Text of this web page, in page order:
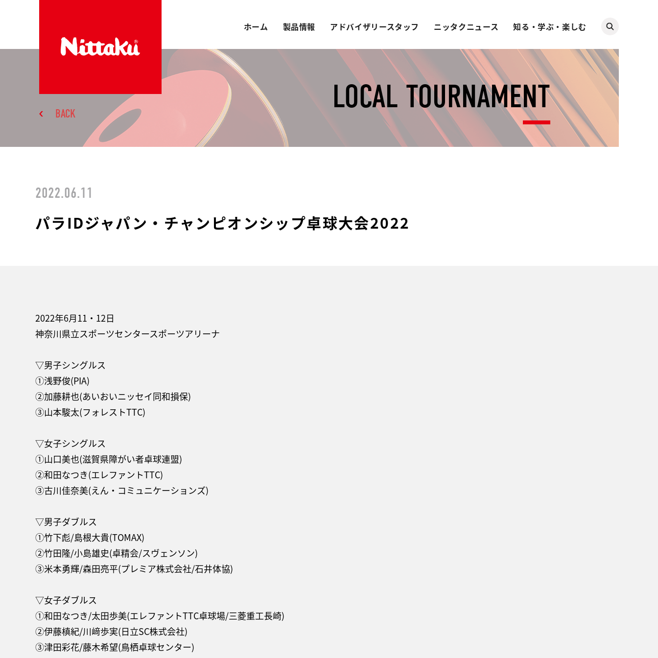
ホーム 製品情報 アドバイザリースタッフ ニッタクニュース 知る・学ぶ・楽しむ
LOCAL TOURNAMENT
BACK
2022.06.11
パラIDジャパン・チャンピオンシップ卓球大会2022
2022年6月11・12日
神奈川県立スポーツセンタースポーツアリーナ
▽男子シングルス
①浅野俊(PIA)
②加藤耕也(あいおいニッセイ同和損保)
③山本駿太(フォレストTTC)
▽女子シングルス
①山口美也(滋賀県障がい者卓球連盟)
②和田なつき(エレファントTTC)
③古川佳奈美(えん・コミュニケーションズ)
▽男子ダブルス
①竹下彪/島根大貴(TOMAX)
②竹田隆/小島雄史(卓精会/スヴェンソン)
③米本勇輝/森田亮平(プレミア株式会社/石井体協)
▽女子ダブルス
①和田なつき/太田歩美(エレファントTTC卓球場/三菱重工長崎)
②伊藤槙紀/川﨑歩実(日立SC株式会社)
③津田彩花/藤木希望(鳥栖卓球センター)